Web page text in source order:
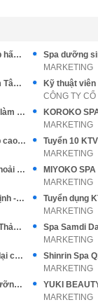
EM HI SPA Q5 tuyển KTV Spa - đi làm ngay, thu nhập hấp dẫn
MARKETING
Spa SaMy tuyển lễ tân, tạp vụ, KTV spa thư giãn làm Tân Bình
Kỹ thuật
Tuyển 10 Nữ Kỹ Thuật Viên Xoa Bóp, Day Ấn Huyệt làm tại Q10
MARKETING
Tuyển Nữ KTV massage body tại Bình Tân, thu nhập cao, Tip cao
MARKETING
Nhân viên spa - thu nhập trên 10 triệu, môi trường thoải mái
MARKETING
Tuyển KTV Spa làm đẹp lương cao tại Nguyễn Thị Định - Hà Nội
MARKETING
LIU SPA tuyển tiếp tân - KTV massage body làm tại Thảo Điền Q2
MARKETING
SPA NHÀ ĐẬU tuyển gấp KTV & Học viên có chỗ ở lại cho các bạn
Shinrin Spa
MARKETING
GOLD HOUSE SPA tuyển KTV massage body, gội dưỡng sinh
MARKETING